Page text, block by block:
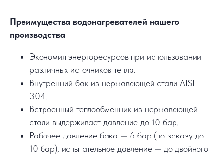
Преимущества водонагревателей нашего
производства:
Экономия энергоресурсов при использовании
различных источников тепла.
Внутренний бак из нержавеющей стали AISI
304.
Встроенный теплообменник из нержавеющей
стали выдерживает давление до 10 бар.
Рабочее давление бака — 6 бар (по заказу до
10 бар), испытательное давление — до двойного